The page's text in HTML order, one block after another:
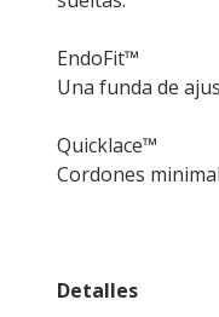
EndoFit™
Una funda de
Quicklace™
Cordones
Detalles